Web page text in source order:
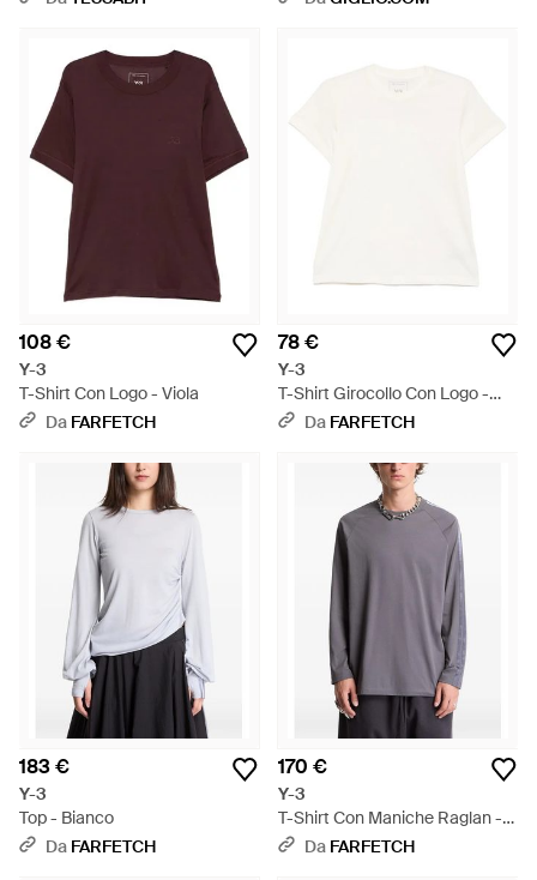
108 €
Y-3
T-Shirt Con Logo - Viola
Da FARFETCH
78 €
Y-3
T-Shirt Girocollo Con Logo -
Bianco
Da FARFETCH
183 €
Y-3
Top - Bianco
Da FARFETCH
170 €
Y-3
T-Shirt Con Maniche Raglan -
Grigio
Da FARFETCH